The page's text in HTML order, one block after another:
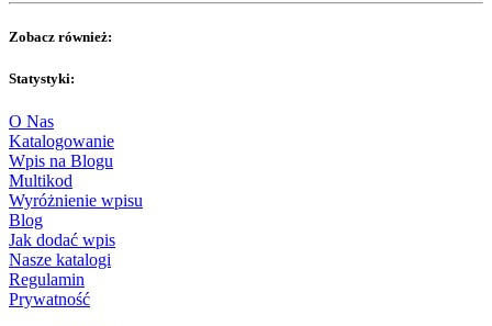
Zobacz również:
Statystyki:
O Nas
Katalogowanie
Wpis na Blogu
Multikod
Wyróżnienie wpisu
Blog
Jak dodać wpis
Nasze katalogi
Regulamin
Prywatność